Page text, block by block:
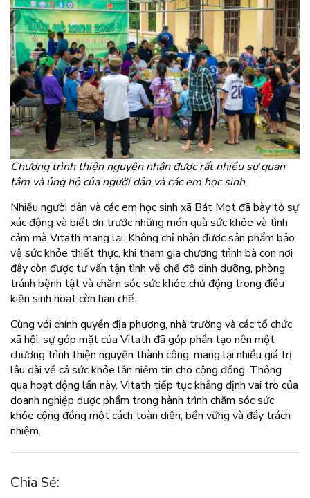
Chương trình thiện nguyện nhận được rất nhiều sự quan
tâm và ủng hộ của người dân và các em học sinh
Nhiều người dân và các em học sinh xã Bát Mọt đã bày tỏ sự
xúc động và biết ơn trước những món quà sức khỏe và tình
cảm mà Vitath mang lại. Không chỉ nhận được sản phẩm bảo
vệ sức khỏe thiết thực, khi tham gia chương trình bà con nơi
đây còn được tư vấn tận tình về chế độ dinh dưỡng, phòng
tránh bệnh tật và chăm sóc sức khỏe chủ động trong điều
kiện sinh hoạt còn hạn chế.
Cùng với chính quyền địa phương, nhà trường và các tổ chức
xã hội, sự góp mặt của Vitath đã góp phần tạo nên một
chương trình thiện nguyện thành công, mang lại nhiều giá trị
lâu dài về cả sức khỏe lẫn niềm tin cho cộng đồng. Thông
qua hoạt động lần này, Vitath tiếp tục khẳng định vai trò của
doanh nghiệp dược phẩm trong hành trình chăm sóc sức
khỏe cộng đồng một cách toàn diện, bền vững và đầy trách
nhiệm.
Chia Sẻ: